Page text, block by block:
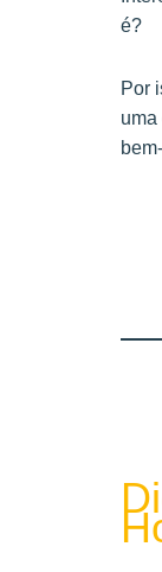
é?
Por
uma